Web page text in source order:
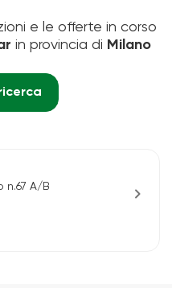
e le offerte in corso
in provincia di Milano
n.67 A/B
chevron_right